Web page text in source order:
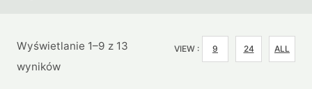
VIEW : 9 24 ALL
Wyświetlanie 1–9 z 13
wyników